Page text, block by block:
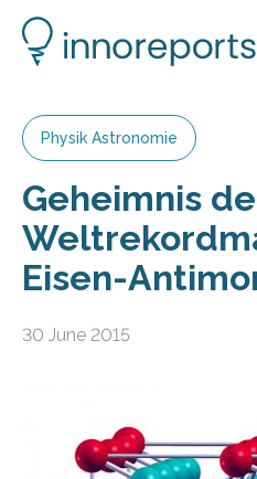
Physik Astronomie
Geheimnis
Eisen-
30 June 2015